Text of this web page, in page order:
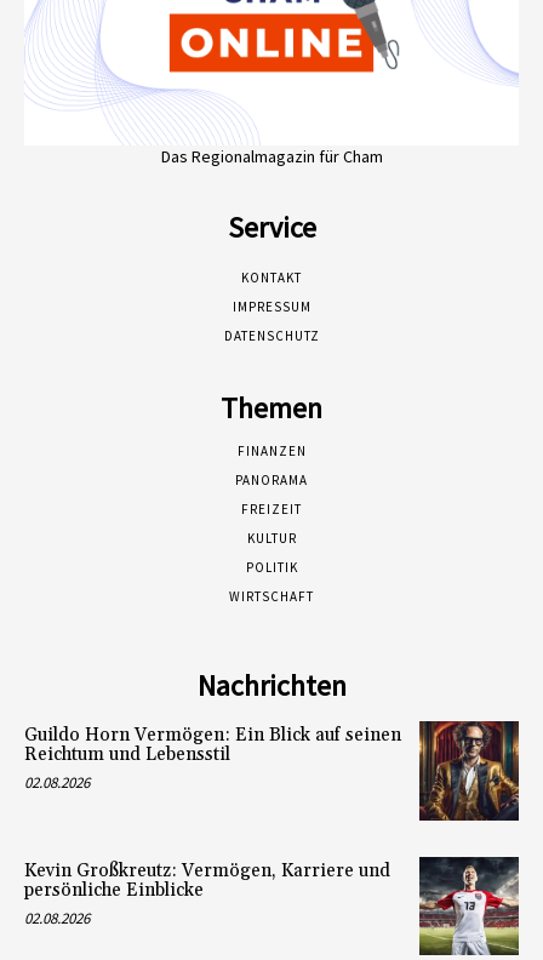
Das Regionalmagazin für Cham
Service
KONTAKT
IMPRESSUM
DATENSCHUTZ
Themen
FINANZEN
PANORAMA
FREIZEIT
KULTUR
POLITIK
WIRTSCHAFT
Nachrichten
Guildo Horn Vermögen: Ein Blick auf seinen
Reichtum und Lebensstil
02.08.2026
Kevin Großkreutz: Vermögen, Karriere und
persönliche Einblicke
02.08.2026